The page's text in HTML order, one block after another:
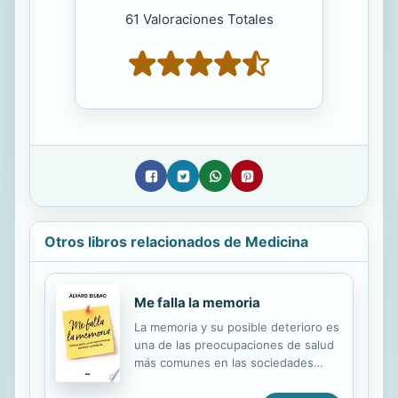
61 Valoraciones Totales
Otros libros relacionados de Medicina
Me falla la memoria
La memoria y su posible deterioro es
una de las preocupaciones de salud
más comunes en las sociedades